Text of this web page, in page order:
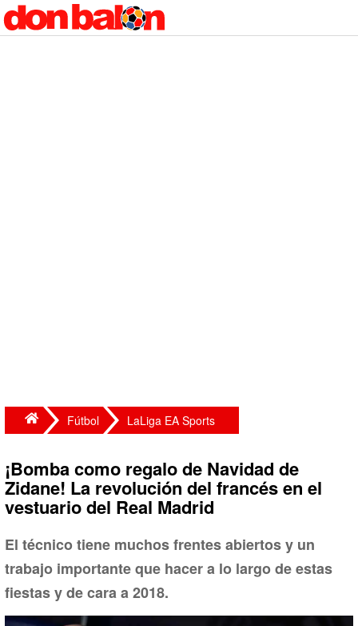
Fútbol LaLiga EA Sports
¡Bomba como regalo de Navidad de
Zidane! La revolución del francés en el
vestuario del Real Madrid
El técnico tiene muchos frentes abiertos y un
trabajo importante que hacer a lo largo de estas
fiestas y de cara a 2018.